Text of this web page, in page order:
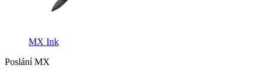
MX Ink
Poslání MX